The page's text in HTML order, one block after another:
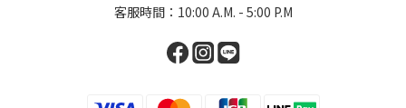
客服時間：10:00 A.M. - 5:00 P.M